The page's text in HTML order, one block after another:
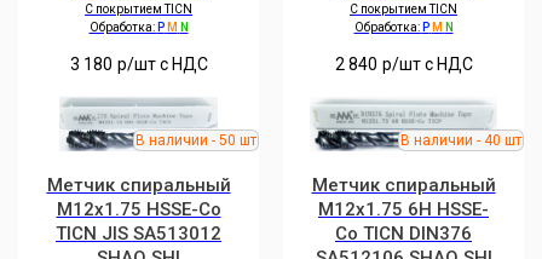
С покрытием TICN
Обработка: P M N
3 180 р/шт c НДС
С покрытием TICN
Обработка: P M N
2 840 р/шт c НДС
Метчик спиральный
M12x1.75 HSSE-Co
TICN JIS SA513012
Метчик спиральный
M12x1.75 6H HSSE-
Co TICN DIN376